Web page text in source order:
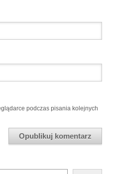
podczas pisania kolejnych